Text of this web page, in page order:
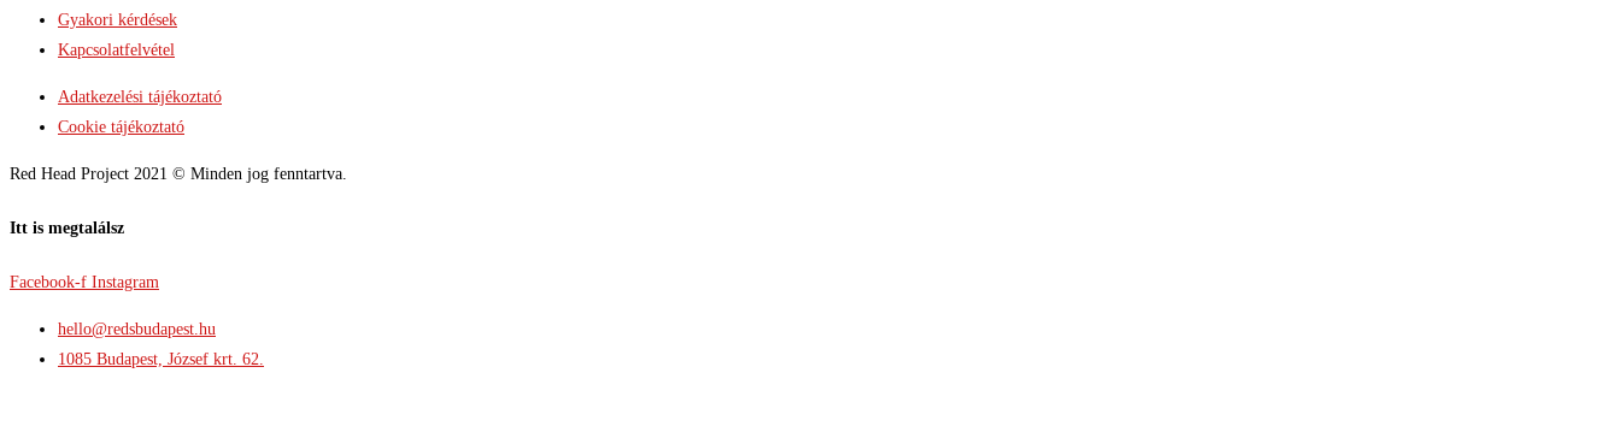
Gyakori kérdések
Kapcsolatfelvétel
Adatkezelési tájékoztató
Cookie tájékoztató
Red Head Project 2021 © Minden jog fenntartva.
Itt is megtalálsz
Facebook-f Instagram
hello@redsbudapest.hu
1085 Budapest, József krt. 62.